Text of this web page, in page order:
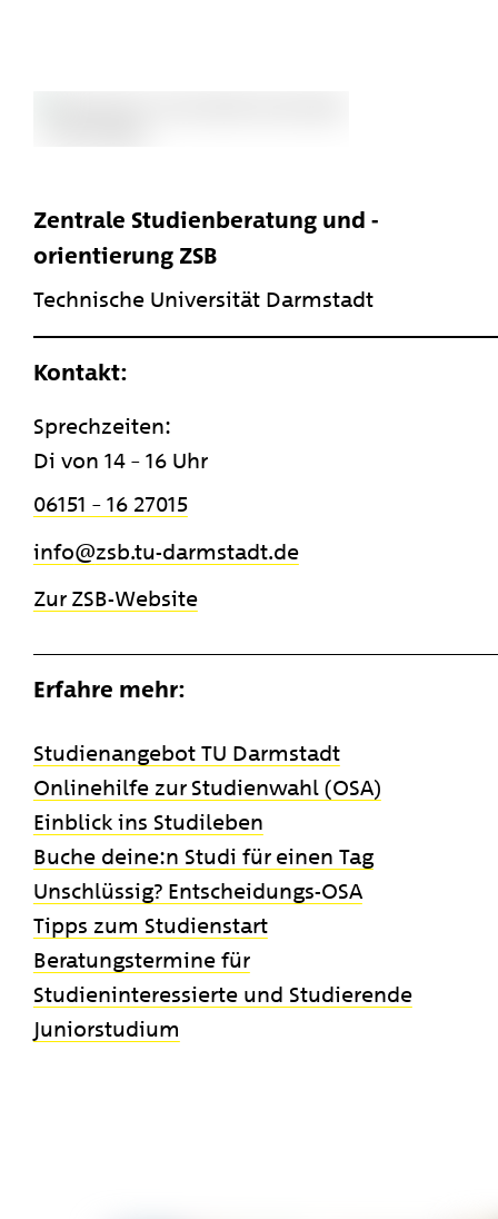
Zentrale Studienberatung und -
orientierung ZSB
Technische Universität Darmstadt
Kontakt:
Sprechzeiten:
Di von 14 – 16 Uhr
06151 – 16 27015
info
​zsb.tu-darmstadt.de
Zur ZSB-Website
Erfahre mehr:
Studienangebot TU Darmstadt
Onlinehilfe zur Studienwahl (OSA)
Einblick ins Studileben
Buche deine:n Studi für einen Tag
Unschlüssig? Entscheidungs-OSA
Tipps zum Studienstart
Beratungstermine für
Studieninteressierte und Studierende
Juniorstudium